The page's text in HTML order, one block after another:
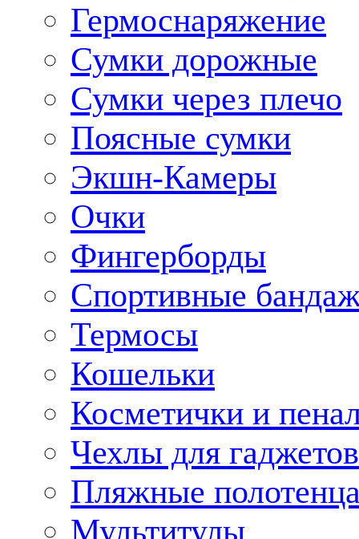
Гермоснаряжение
Сумки дорожные
Сумки через плечо
Поясные сумки
Экшн-Камеры
Очки
Фингерборды
Спортивные
Термосы
Кошельки
Косметички и
Чехлы для гаджетов
Пляжные
Мультитулы